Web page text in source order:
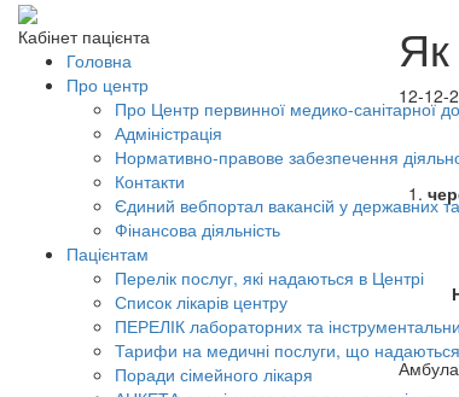
Кабінет пацієнта
Головна
Про центр
Про Центр первинної медико-санітарної
Адміністрація
Нормативно-правове забезпечення
Контакти
Єдиний вебпортал вакансій у державних
Фінансова діяльність
Пацієнтам
Перелік послуг, які надаються в Центрі
Список лікарів центру
ПЕРЕЛІК лабораторних та
Тарифи на медичні послуги, що
Поради сімейного лікаря
12-12-
1.